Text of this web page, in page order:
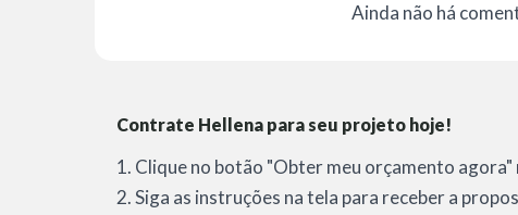
Ainda não há
Contrate Hellena para seu projeto hoje!
1. Clique no botão "Obter meu orçamento
2. Siga as instruções na tela para receber a